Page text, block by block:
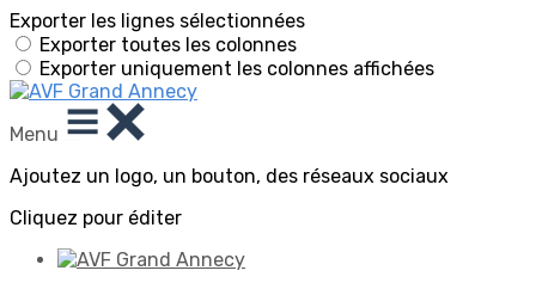
Exporter les lignes sélectionnées
Exporter toutes les colonnes
Exporter uniquement les colonnes affichées
Menu
Ajoutez un logo, un bouton, des réseaux sociaux
Cliquez pour éditer